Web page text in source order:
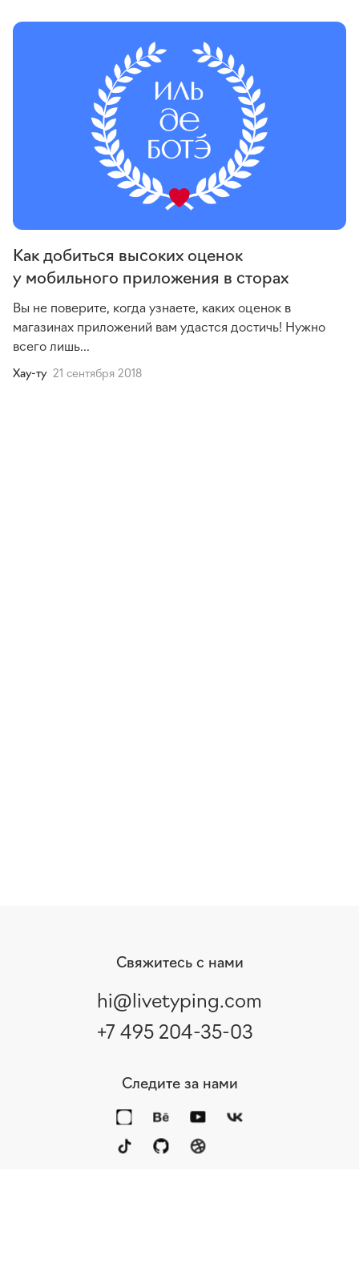
Как добиться высоких оценок
у мобильного приложения в сторах
Вы не поверите, когда узнаете, каких оценок в
магазинах приложений вам удастся достичь! Нужно
всего лишь...
Хау-ту 21 сентября 2018
Свяжитесь с нами
hi@livetyping.com
+7 495 204-35-03
Следите за нами